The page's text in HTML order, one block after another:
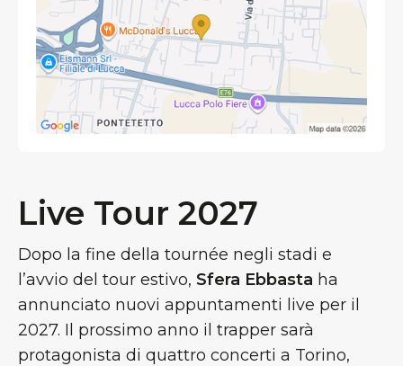
Live Tour 2027
Dopo la fine della tournée negli stadi e
l’avvio del tour estivo, Sfera Ebbasta ha
annunciato nuovi appuntamenti live per il
2027. Il prossimo anno il trapper sarà
protagonista di quattro concerti a Torino,